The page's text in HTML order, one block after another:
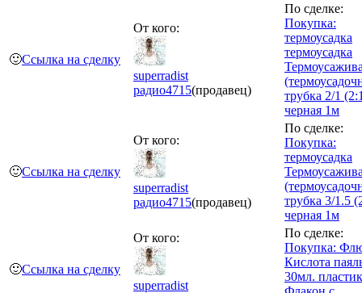
🙂Ссылка на сделку
От кого:
superradist
радио4715(продавец)
По сделке:
Покупка:
термоусадка
термоусадка
трубка 2/1
черная 1м
🙂Ссылка на сделку
От кого:
superradist
радио4715(продавец)
По сделке:
Покупка:
термоусадка
трубка 3/1.5
черная 1м
🙂Ссылка на сделку
От кого:
superradist
По сделке:
Покупка:
Кислота
30мл. пластик